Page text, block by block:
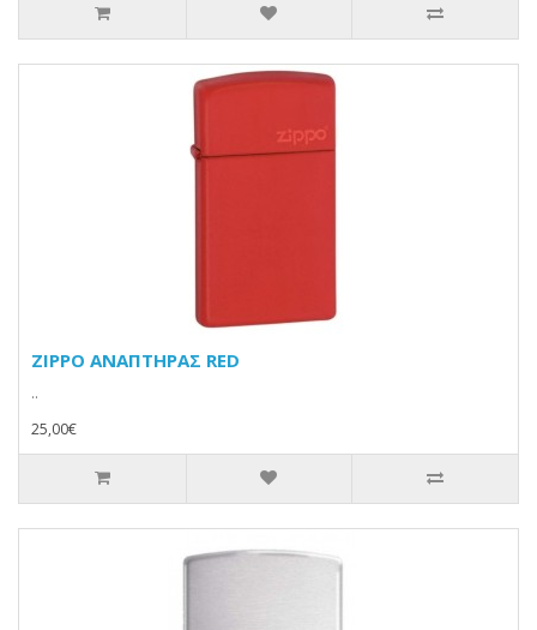
ZIPPO ΑΝΑΠΤΗΡΑΣ RED
..
25,00€